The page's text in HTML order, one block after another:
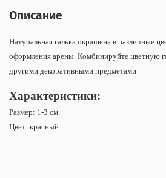
Описание
Натуральная галька окрашена в различные
оформления арены. Комбинируйте цветную
другими декоративными предметами
Характеристики:
Размер: 1-3 см.
Цвет: красный